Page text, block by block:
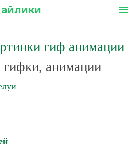
menu
гиф анимации
анимации